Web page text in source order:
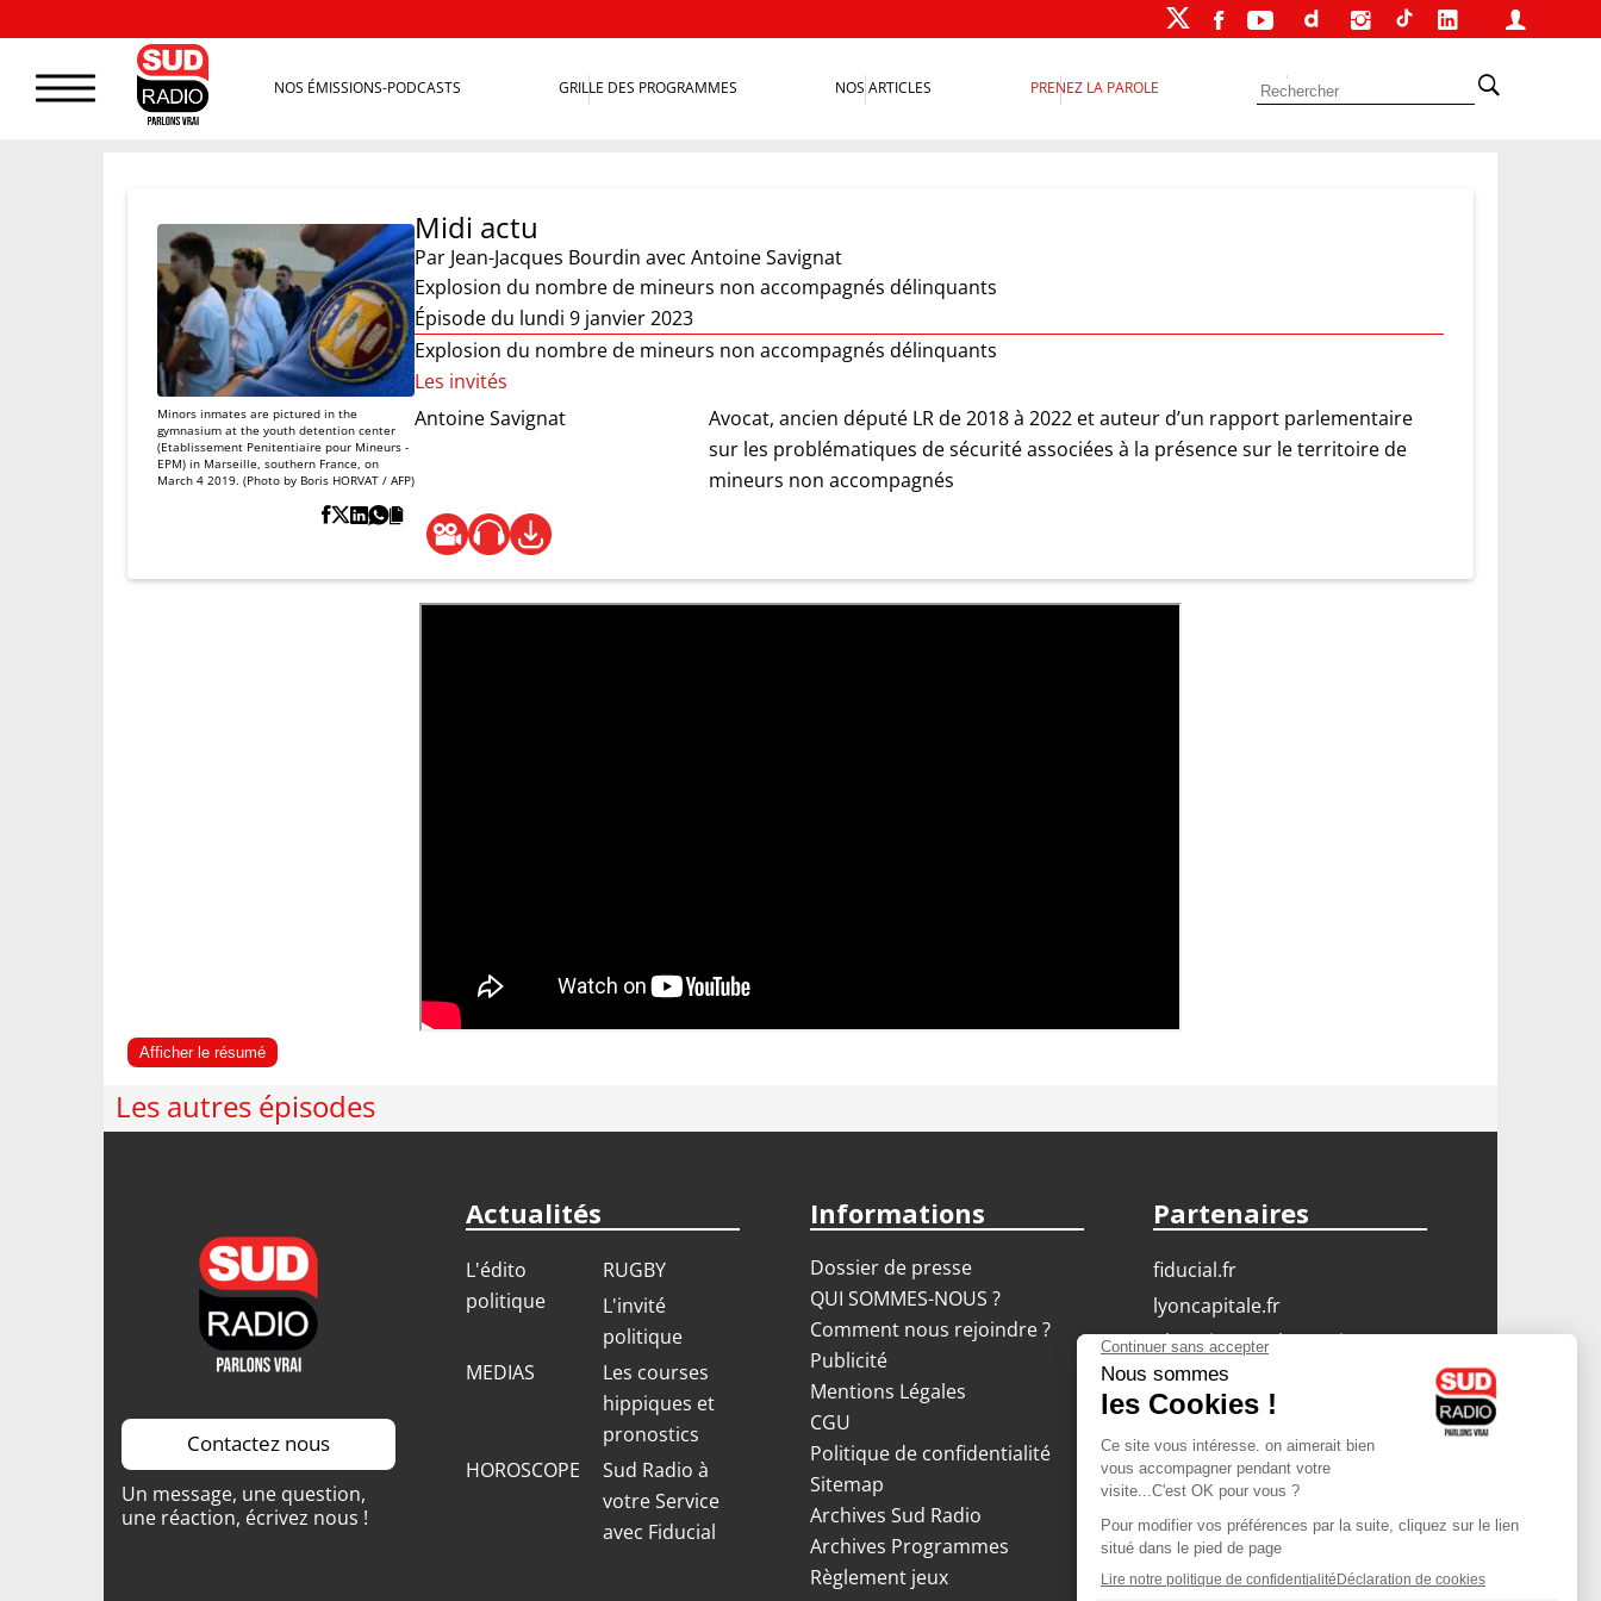
NOS ÉMISSIONS-PODCASTS GRILLE DES PROGRAMMES NOS ARTICLES PRENEZ LA PAROLE
Minors inmates are pictured in the
gymnasium at the youth detention center
(Etablissement Penitentiaire pour Mineurs -
EPM) in Marseille, southern France, on
March 4 2019. (Photo by Boris HORVAT / AFP)
Midi actu
Par Jean-Jacques Bourdin avec Antoine Savignat
Explosion du nombre de mineurs non accompagnés délinquants
Épisode du lundi 9 janvier 2023
Explosion du nombre de mineurs non accompagnés délinquants
Les invités
Antoine Savignat
Avocat, ancien député LR de 2018 à 2022 et auteur d’un rapport parlementaire
sur les problématiques de sécurité associées à la présence sur le territoire de
mineurs non accompagnés
Afficher le résumé
Les autres épisodes
Contactez nous
Un message, une question,
une réaction, écrivez nous !
Actualités
L'édito
politique
RUGBY
L'invité
politique
MEDIAS
Les courses
hippiques et
pronostics
HOROSCOPE
Sud Radio à
votre Service
avec Fiducial
Informations
Dossier de presse
QUI SOMMES-NOUS ?
Comment nous rejoindre ?
Publicité
Mentions Légales
CGU
Politique de confidentialité
Sitemap
Archives Sud Radio
Archives Programmes
Règlement jeux
Partenaires
fiducial.fr
lyoncapitale.fr
olympique-et-lyonnais.com
L'application Iphone
/ Android
Téléchargez l'application